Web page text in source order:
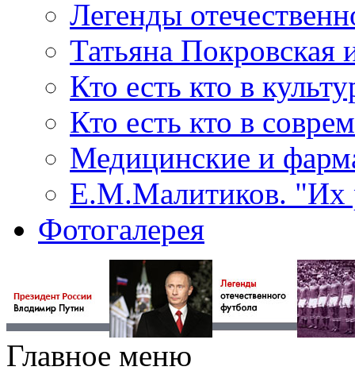
Легенды
Татьяна Покровская
Кто есть кто в
Кто есть кто в
Медицинские и
Е.М.Малитиков. "Их
Фотогалерея
Главное меню